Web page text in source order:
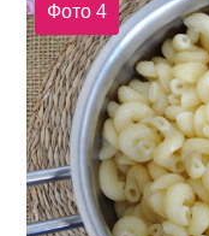
Фото 4